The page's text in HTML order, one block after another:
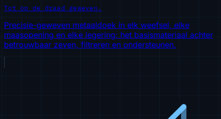
Tot op de draad geweven.
Precisie-geweven metaaldoek in elk weefsel, elke
maasopening en elke legering: het basismateriaal achter
betrouwbaar zeven, filtreren en ondersteunen.